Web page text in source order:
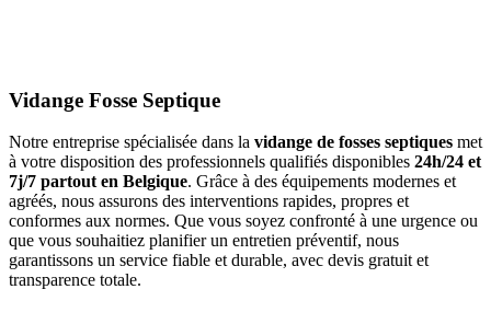
Vidange Fosse Septique
Notre entreprise spécialisée dans la vidange de fosses septiques met
à votre disposition des professionnels qualifiés disponibles 24h/24 et
7j/7 partout en Belgique. Grâce à des équipements modernes et
agréés, nous assurons des interventions rapides, propres et
conformes aux normes. Que vous soyez confronté à une urgence ou
que vous souhaitiez planifier un entretien préventif, nous
garantissons un service fiable et durable, avec devis gratuit et
transparence totale.